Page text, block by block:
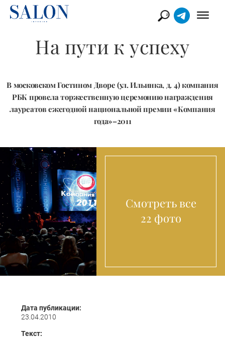
На пути к успеху
В московском Гостином Дворе (ул. Ильинка, д. 4) компания
РБК провела торжественную церемонию награждения
лауреатов ежегодной национальной премии «Компания
года»–2011
Смотреть все
22 фото
Дата публикации:
23.04.2010
Текст: